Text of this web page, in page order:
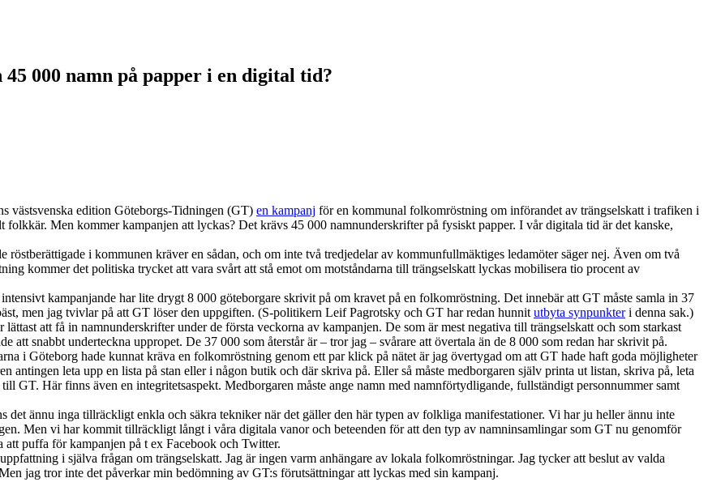
000 namn på papper i en digital tid?
västsvenska edition Göteborgs-Tidningen (GT) en kampanj för en kommunal folkomröstning om införandet av trängselskatt i trafiken i
Men kommer kampanjen att lyckas? Det krävs 45 000 namnunderskrifter på fysiskt papper. I vår digitala tid är det kanske,
i kommunen kräver en sådan, och om inte två tredjedelar av kommunfullmäktiges ledamöter säger nej. Även om två
kommer det politiska trycket att vara svårt att stå emot om motståndarna till trängselskatt lyckas mobilisera tio procent av
kampanjande har lite drygt 8 000 göteborgare skrivit på om kravet på en folkomröstning. Det innebär att GT måste samla in 37
men jag tvivlar på att GT löser den uppgiften. (S-politikern Leif Pagrotsky och GT har redan hunnit utbyta synpunkteri denna sak.)
att få in namnunderskrifter under de första veckorna av kampanjen. De som är mest negativa till trängselskatt och som starkast
att snabbt underteckna uppropet. De 37 000 som återstår är – tror jag – svårare att övertala än de 8 000 som redan har skrivit på.
i Göteborg hade kunnat kräva en folkomröstning genom ett par klick på nätet är jag övertygad om att GT hade haft goda möjligheter
antingen leta upp en lista på stan eller i någon butik och där skriva på. Eller så måste medborgaren själv printa ut listan, skriva på, leta
GT. Här finns även en integritetsaspekt. Medborgaren måste ange namn med namnförtydligande, fullständigt personnummer samt
det ännu inga tillräckligt enkla och säkra tekniker när det gäller den här typen av folkliga manifestationer. Vi har ju heller ännu inte
Men vi har kommit tillräckligt långt i våra digitala vanor och beteenden för att den typ av namninsamlingar som GT nu genomför
puffa för kampanjen på t ex Facebook och Twitter.
i själva frågan om trängselskatt. Jag är ingen varm anhängare av lokala folkomröstningar. Jag tycker att beslut av valda
jag tror inte det påverkar min bedömning av GT:s förutsättningar att lyckas med sin kampanj.